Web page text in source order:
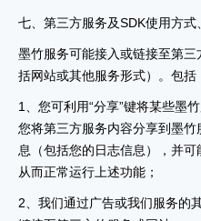
七、第三方服务及SDK使用方式
墨竹服务可能接入或链接至第
括网站或其他服务形式）。包括
1、您可利用“分享”键将某些墨
您将第三方服务内容分享到墨
息（包括您的日志信息），并可
从而正常运行上述功能；
2、我们通过广告或我们服务的